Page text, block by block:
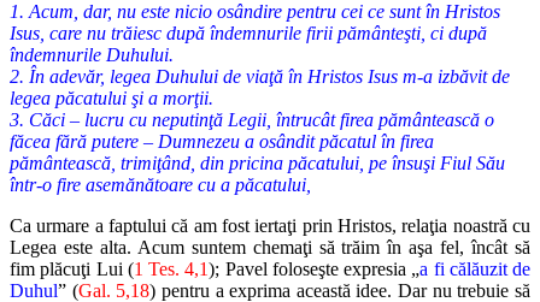
1. Acum, dar, nu este nicio osândire pentru cei ce sunt în Hristos
Isus, care nu trăiesc după îndemnurile firii pământeşti, ci după
îndemnurile Duhului.
2. În adevăr, legea Duhului de viaţă în Hristos Isus m-a izbăvit de
legea păcatului şi a morţii.
3. Căci – lucru cu neputinţă Legii, întrucât firea pământească o
făcea fără putere – Dumnezeu a osândit păcatul în firea
pământească, trimiţând, din pricina păcatului, pe însuşi Fiul Său
într-o fire asemănătoare cu a păcatului,
Ca urmare a faptului că am fost iertaţi prin Hristos, relaţia noastră cu
Legea este alta. Acum suntem chemaţi să trăim în aşa fel, încât să
fim plăcuţi Lui (1 Tes. 4,1); Pavel foloseşte expresia „a fi călăuzit de
Duhul” (Gal. 5,18) pentru a exprima această idee. Dar nu trebuie să